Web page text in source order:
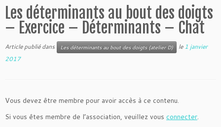
Les déterminants au bout des doigts
– Exercice – Déterminants – Chat
Article publié dans Les déterminants au bout des doigts (atelier D) le1 janvier
2017
Vous devez être membre pour avoir accès à ce contenu.
Si vous êtes membre de l’association, veuillez vous connecter.